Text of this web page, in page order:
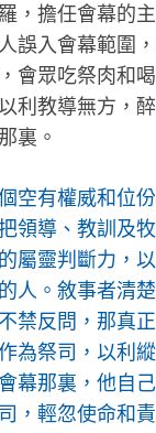
，擔任會幕的
誤入會幕範圍
會眾吃祭肉和
利教導無方，
裏。
空有權威和位
領導、教訓及
屬靈判斷力，
人。敘事者清
禁反問，那真
為祭司，以利
幕那裏，他自
，輕忽使命和